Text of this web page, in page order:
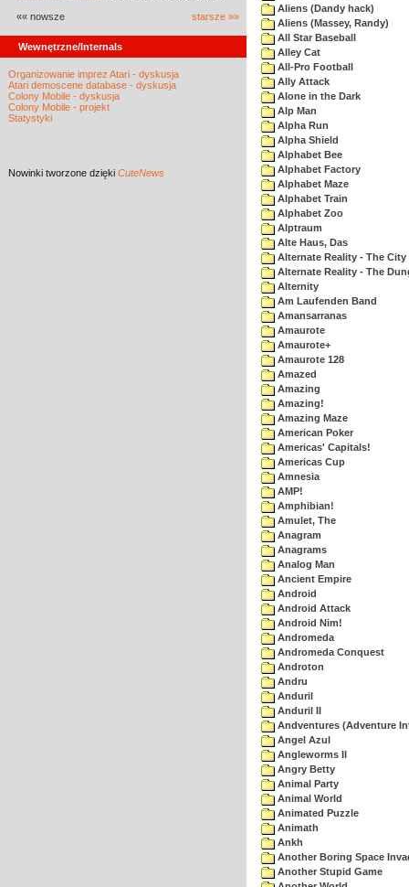
«« nowsze starsze »»
Wewnętrzne/Internals
Organizowanie imprez Atari - dyskusja
Atari demoscene database - dyskusja
Colony Mobile - dyskusja
Colony Mobile - projekt
Statystyki
Nowinki tworzone dzięki CuteNews
Aliens (Dandy hack)
Aliens (Massey, Randy)
All Star Baseball
Alley Cat
All-Pro Football
Ally Attack
Alone in the Dark
Alp Man
Alpha Run
Alpha Shield
Alphabet Bee
Alphabet Factory
Alphabet Maze
Alphabet Train
Alphabet Zoo
Alptraum
Alte Haus, Das
Alternate Reality - The City
Alternate Reality - The
Alternity
Am Laufenden Band
Amansarranas
Amaurote
Amaurote+
Amaurote 128
Amazed
Amazing
Amazing!
Amazing Maze
American Poker
Americas' Capitals!
Americas Cup
Amnesia
AMP!
Amphibian!
Amulet, The
Anagram
Anagrams
Analog Man
Ancient Empire
Android
Android Attack
Android Nim!
Andromeda
Andromeda Conquest
Androton
Andru
Anduril
Anduril II
Andventures (Adventure
Angel Azul
Angleworms II
Angry Betty
Animal Party
Animal World
Animated Puzzle
Animath
Ankh
Another Boring Space
Another Stupid Game